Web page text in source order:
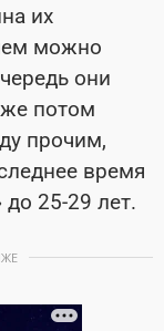
их
можно
они
потом
прочим,
время
25-29 лет.